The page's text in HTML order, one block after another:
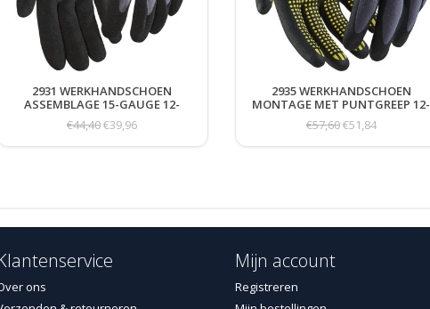
2931 WERKHANDSCHOEN
ASSEMBLAGE 15-GAUGE 12-
PACK
€44,40€39,96
2935 WERKHANDSCHOEN
MONTAGE MET PUNTGREEP 12-
PACK
€57,60€51,84
ons
Mijn account
Registreren